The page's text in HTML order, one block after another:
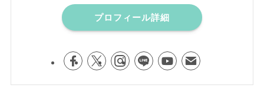
プロフィール詳細